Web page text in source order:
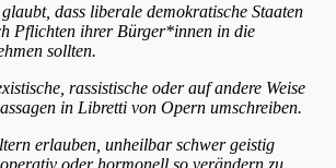
dass liberale demokratische Staaten
Pflichten ihrer Bürger*innen in die
sollten.
rassistische oder auf andere Weise
in Libretti von Opern umschreiben.
erlauben, unheilbar schwer geistig
oder hormonell so verändern zu